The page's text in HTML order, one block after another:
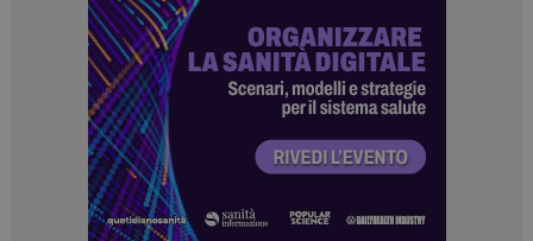
_ga_Z2VT792F98
tracking-sites-
ironfish-tracking-
enable
www.dailyhealthindustry.it